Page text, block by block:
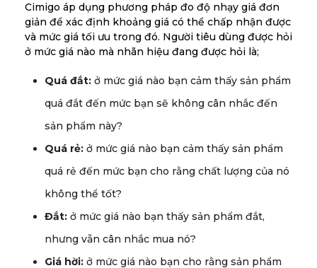
Cimigo áp dụng phương pháp đo độ nhạy giá đơn
giản để xác định khoảng giá có thể chấp nhận được
và mức giá tối ưu trong đó. Người tiêu dùng được hỏi
ở mức giá nào mà nhãn hiệu đang được hỏi là;
Quá đắt: ở mức giá nào bạn cảm thấy sản phẩm
quá đắt đến mức bạn sẽ không cân nhắc đến
sản phẩm này?
Quá rẻ: ở mức giá nào bạn cảm thấy sản phẩm
quá rẻ đến mức bạn cho rằng chất lượng của nó
không thể tốt?
Đắt: ở mức giá nào bạn thấy sản phẩm đắt,
nhưng vẫn cân nhắc mua nó?
Giá hời: ở mức giá nào bạn cho rằng sản phẩm